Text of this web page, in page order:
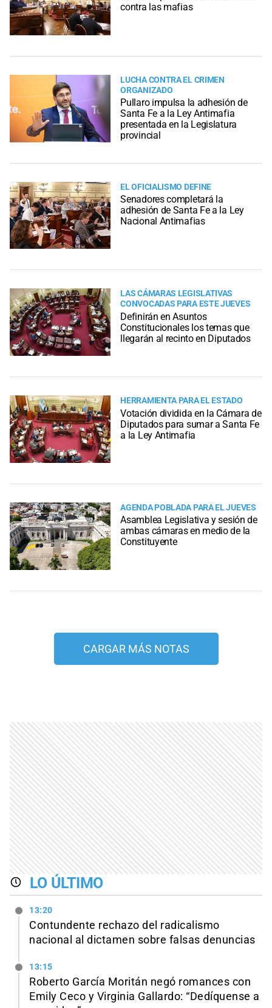
contra las mafias
LUCHA CONTRA EL CRIMEN
ORGANIZADO
Pullaro impulsa la adhesión de
Santa Fe a la Ley Antimafia
presentada en la Legislatura
provincial
EL OFICIALISMO DEFINE
Senadores completará la
adhesión de Santa Fe a la Ley
Nacional Antimafias
LAS CÁMARAS LEGISLATIVAS
CONVOCADAS PARA ESTE JUEVES
Definirán en Asuntos
Constitucionales los temas que
llegarán al recinto en Diputados
HERRAMIENTA PARA EL ESTADO
Votación dividida en la Cámara de
Diputados para sumar a Santa Fe
a la Ley Antimafia
AGENDA POBLADA PARA EL JUEVES
Asamblea Legislativa y sesión de
ambas cámaras en medio de la
Constituyente
CARGAR MÁS NOTAS
LO ÚLTIMO
13:20
Contundente rechazo del radicalismo
nacional al dictamen sobre falsas denuncias
13:15
Roberto García Moritán negó romances con
Emily Ceco y Virginia Gallardo: “Dedíquense a